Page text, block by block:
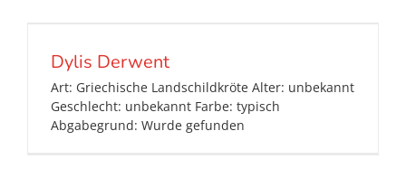
Dylis Derwent
Art: Griechische Landschildkröte Alter: unbekannt
Geschlecht: unbekannt Farbe: typisch
Abgabegrund: Wurde gefunden